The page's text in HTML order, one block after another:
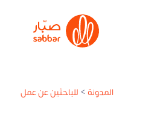
المدونة> للباحثين عن عمل